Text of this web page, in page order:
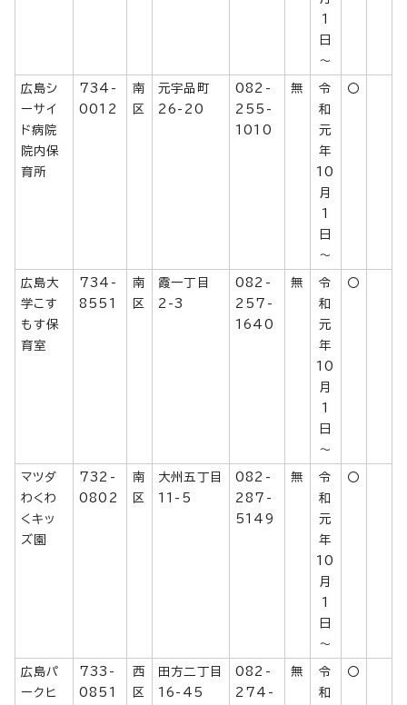
1
日
～
広島シ
ーサイ
ド病院
院内保
育所
734-
0012
南
区
元宇品町
26-20
082-
255-
1010
無
令
和
元
年
10
月
1
日
～
〇
広島大
学こす
もす保
育室
734-
8551
南
区
霞一丁目
2-3
082-
257-
1640
無
令
和
元
年
10
月
1
日
～
〇
マツダ
わくわ
くキッ
ズ園
732-
0802
南
区
大州五丁目
11-5
082-
287-
5149
無
令
和
元
年
10
月
1
日
～
〇
広島パ
ークヒ
733-
0851
西
区
田方二丁目
16-45
082-
274-
無
令
和
〇